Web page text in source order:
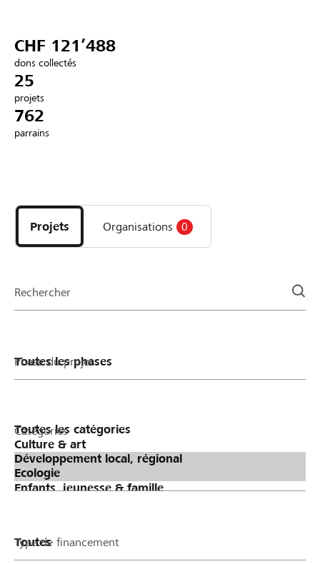
Se connecter
DE FR IT
CHF 121’488
dons collectés
25
projets
762
parrains
les
projets
et
la
Projets Organisations 0
Rechercher
Phase du projet
Catégories
Type de financement